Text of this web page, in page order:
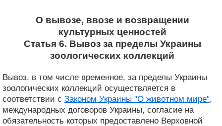
О вывозе, ввозе и возвращении
культурных ценностей
Статья 6. Вывоз за пределы Украины
зоологических коллекций
Вывоз, в том числе временное, за пределы Украины
зоологических коллекций осуществляется в
соответствии с Законом Украины "О животном мире",
международных договоров Украины, согласие на
обязательность которых предоставлено Верховной